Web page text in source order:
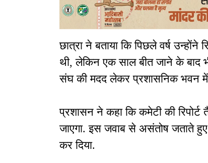
छात्रा ने बताया कि पिछले वर्ष उन्होंने
थी, लेकिन एक साल बीत जाने के बाद
संघ की मदद लेकर प्रशासनिक भवन में
प्रशासन ने कहा कि कमेटी की
जाएगा. इस जवाब से असंतोष जताते
कर दिया.